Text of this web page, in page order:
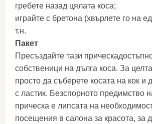
гребете назад цялата коса;
играйте с бретона (хвърлете го на
т.н.
Пакет
Пресъздайте тази
собственици на дълга коса. За
просто да съберете косата на кок и
с ластик. Безспорното предимство
прическа е липсата на
посещения в салона за красота, за